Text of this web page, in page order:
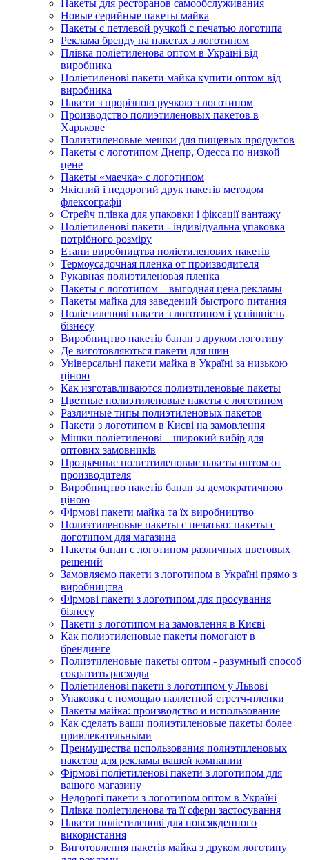
Пакеты для ресторанов самообслуживания
Новые серийные пакеты майка
Пакеты с петлевой ручкой с печатью логотипа
Реклама бренду на пакетах з логотипом
Плівка поліетиленова оптом в Україні від
виробника
Поліетиленові пакети майка купити оптом від
виробника
Пакети з прорізною ручкою з логотипом
Производство полиэтиленовых пакетов в
Харькове
Полиэтиленовые мешки для пищевых продуктов
Пакеты с логотипом Днепр, Одесса по низкой
цене
Пакеты «маечка» с логотипом
Якісний і недорогий друк пакетів методом
флексографії
Стрейч плівка для упаковки і фіксації вантажу
Поліетиленові пакети - індивідуальна упаковка
потрібного розміру
Етапи виробництва поліетиленових пакетів
Термоусадочная пленка от производителя
Рукавная полиэтиленовая пленка
Пакеты с логотипом – выгодная цена рекламы
Пакеты майка для заведений быстрого питания
Поліетиленові пакети з логотипом і успішність
бізнесу
Виробництво пакетів банан з друком логотипу
Де виготовляються пакети для шин
Універсальні пакети майка в Україні за низькою
ціною
Как изготавливаются полиэтиленовые пакеты
Цветные полиэтиленовые пакеты с логотипом
Различные типы полиэтиленовых пакетов
Пакети з логотипом в Києві на замовлення
Мішки поліетиленові – широкий вибір для
оптових замовників
Прозрачные полиэтиленовые пакеты оптом от
производителя
Виробництво пакетів банан за демократичною
ціною
Фірмові пакети майка та їх виробництво
Полиэтиленовые пакеты с печатью: пакеты с
логотипом для магазина
Пакеты банан с логотипом различных цветовых
решений
Замовляємо пакети з логотипом в Україні прямо з
виробництва
Фірмові пакети з логотипом для просування
бізнесу
Пакети з логотипом на замовлення в Києві
Как полиэтиленовые пакеты помогают в
брендинге
Полиэтиленовые пакеты оптом - разумный способ
сократить расходы
Поліетиленові пакети з логотипом у Львові
Упаковка с помощью паллетной стретч-пленки
Пакеты майка: производство и использование
Как сделать ваши полиэтиленовые пакеты более
привлекательными
Преимущества использования полиэтиленовых
пакетов для рекламы вашей компании
Фірмові поліетиленові пакети з логотипом для
вашого магазину
Недорогі пакети з логотипом оптом в Україні
Плівка поліетиленова та її сфери застосування
Пакети поліетиленові для повсякденного
використання
Виготовлення пакетів майка з друком логотипу